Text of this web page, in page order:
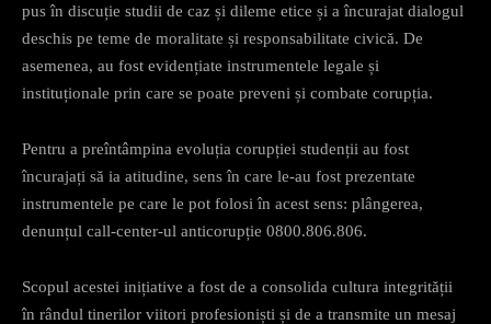
pus în discuție studii de caz și dileme etice și a încurajat dialogul
deschis pe teme de moralitate și responsabilitate civică. De
asemenea, au fost evidențiate instrumentele legale și
instituționale prin care se poate preveni și combate corupția.
Pentru a preîntâmpina evoluția corupției studenții au fost
încurajați să ia atitudine, sens în care le-au fost prezentate
instrumentele pe care le pot folosi în acest sens: plângerea,
denunțul call-center-ul anticorupție 0800.806.806.
Scopul acestei inițiative a fost de a consolida cultura integrității
în rândul tinerilor viitori profesioniști și de a transmite un mesaj